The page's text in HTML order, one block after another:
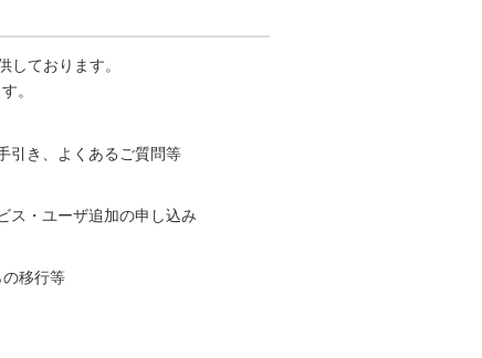
ております。
。
引き、よくあるご質問等
ス・ユーザ追加の申し込み
移行等